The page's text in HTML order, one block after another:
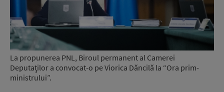
La propunerea PNL, Biroul permanent al Camerei
Deputaţilor a convocat-o pe Viorica Dăncilă la “Ora prim-
ministrului”.